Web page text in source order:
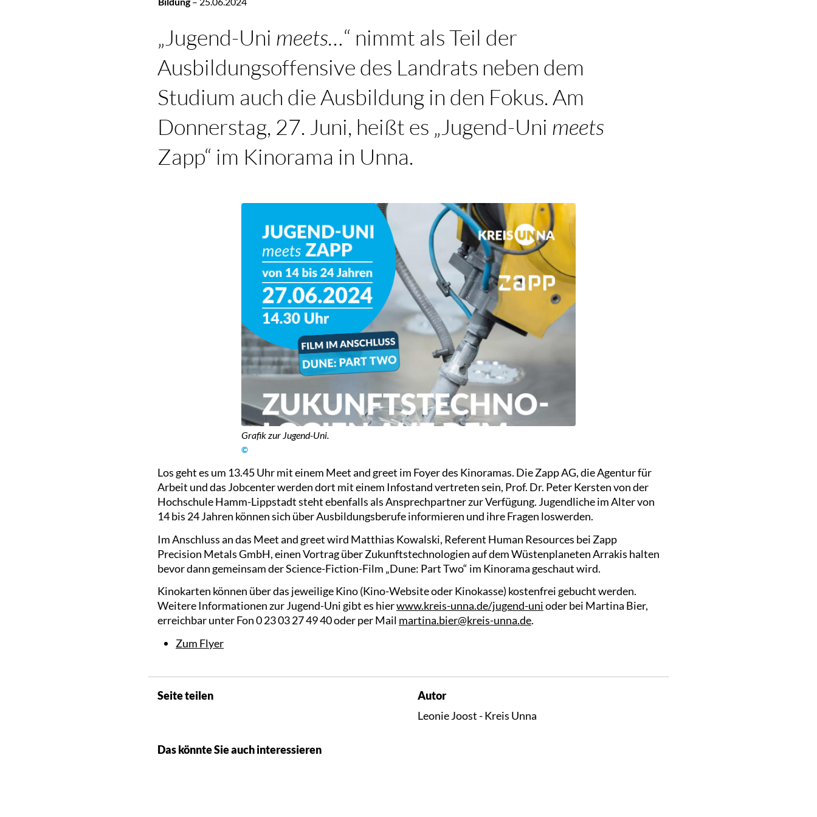
„Jugend-Uni meets…“ nimmt als Teil der
Ausbildungsoffensive des Landrats neben dem
Studium auch die Ausbildung in den Fokus. Am
Donnerstag, 27. Juni, heißt es „Jugend-Uni meets
Zapp“ im Kinorama in Unna.
Grafik zur Jugend-Uni.
©
Los geht es um 13.45 Uhr mit einem Meet and greet im Foyer des Kinoramas. Die Zapp AG, die Agentur für
Arbeit und das Jobcenter werden dort mit einem Infostand vertreten sein, Prof. Dr. Peter Kersten von der
Hochschule Hamm-Lippstadt steht ebenfalls als Ansprechpartner zur Verfügung. Jugendliche im Alter von
14 bis 24 Jahren können sich über Ausbildungsberufe informieren und ihre Fragen loswerden.
Im Anschluss an das Meet and greet wird Matthias Kowalski, Referent Human Resources bei Zapp
Precision Metals GmbH, einen Vortrag über Zukunftstechnologien auf dem Wüstenplaneten Arrakis halten
bevor dann gemeinsam der Science-Fiction-Film „Dune: Part Two“ im Kinorama geschaut wird.
Kinokarten können über das jeweilige Kino (Kino-Website oder Kinokasse) kostenfrei gebucht werden.
Weitere Informationen zur Jugend-Uni gibt es hierwww.kreis-unna.de/jugend-unioder bei Martina Bier,
erreichbar unter Fon 0 23 03 27 49 40 oder per Mail martina.bier@kreis-unna.de.
Zum Flyer
Seite teilen
Autor
Leonie Joost - Kreis Unna
Das könnte Sie auch interessieren